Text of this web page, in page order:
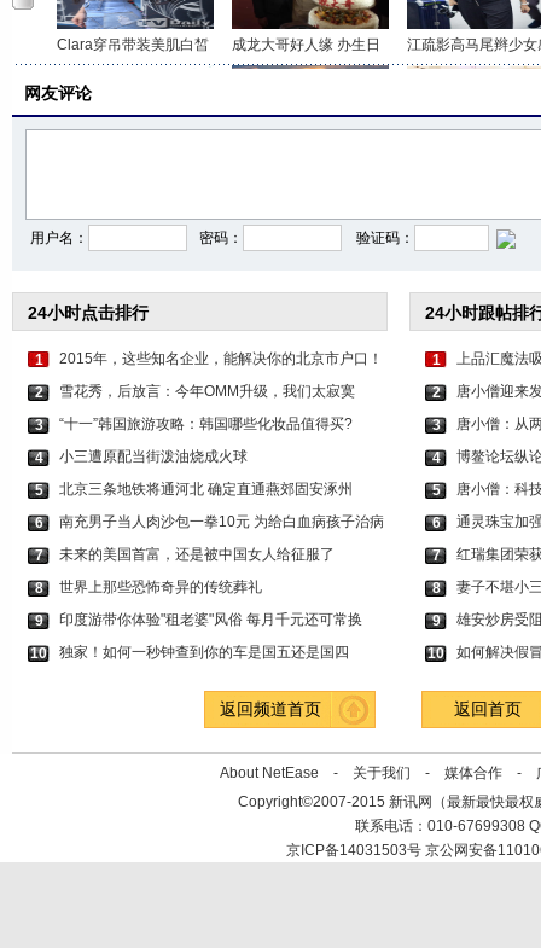
Clara穿吊带装美肌白皙 成龙大哥好人缘 办生日 江疏影高马尾辫少女
网友评论
用户名： 密码： 验证码：
24小时点击排行
1
2015年，这些知名企业，能解决你的北京市户口！
2
雪花秀，后放言：今年OMM升级，我们太寂寞
3
“十一”韩国旅游攻略：韩国哪些化妆品值得买?
4
小三遭原配当街泼油烧成火球
5
北京三条地铁将通河北 确定直通燕郊固安涿州
6
南充男子当人肉沙包一拳10元 为给白血病孩子治病
7
未来的美国首富，还是被中国女人给征服了
8
世界上那些恐怖奇异的传统葬礼
9
印度游带你体验"租老婆"风俗 每月千元还可常换
10
独家！如何一秒钟查到你的车是国五还是国四
24小时跟帖排
1
上品汇魔法
2
唐小僧迎来
3
唐小僧：从
4
博鳌论坛纵
5
唐小僧：科
6
通灵珠宝加
7
红瑞集团荣
8
妻子不堪小
9
雄安炒房受
10
如何解决假
返回频道首页 返回首页
About NetEase - 关于我们 - 媒体合作 -
Copyright©2007-2015 新讯网（最新最快最权
联系电话：010-67699308
京ICP备14031503号 京公网安备